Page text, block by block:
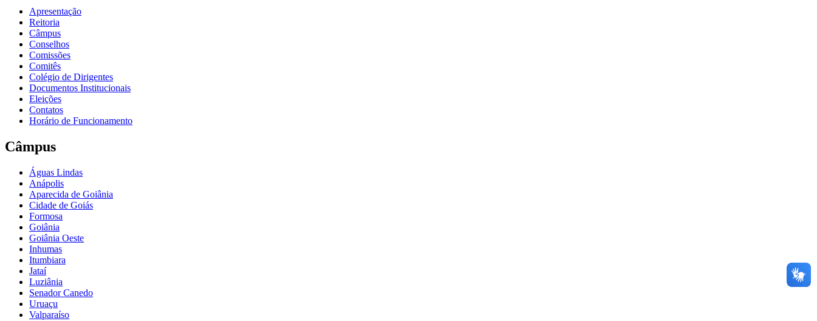
Apresentação
Reitoria
Câmpus
Conselhos
Comissões
Comitês
Colégio de Dirigentes
Documentos Institucionais
Eleições
Contatos
Horário de Funcionamento
Câmpus
Águas Lindas
Anápolis
Aparecida de Goiânia
Cidade de Goiás
Formosa
Goiânia
Goiânia Oeste
Inhumas
Itumbiara
Jataí
Luziânia
Senador Canedo
Uruaçu
Valparaíso